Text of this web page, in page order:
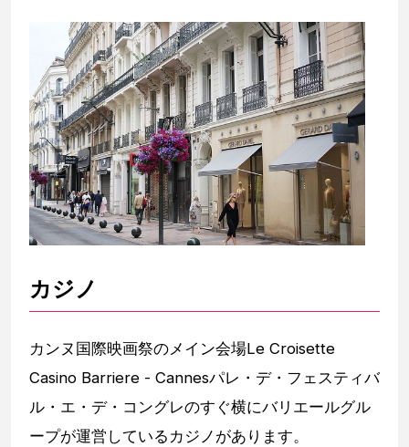
カジノ
カンヌ国際映画祭のメイン会場Le Croisette
Casino Barriere - Cannesパレ・デ・フェスティバ
ル・エ・デ・コングレのすぐ横にバリエールグル
ープが運営しているカジノがあります。